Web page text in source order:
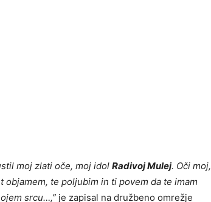
moj zlati oče, moj idol Radivoj Mulej. Oči moj,
objamem, te poljubim in ti povem da te imam
srcu…,” je zapisal na družbeno omrežje